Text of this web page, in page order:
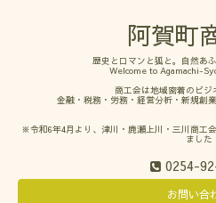
阿賀町
歴史とロマンと狐と。自然あ
Welcome to Agamachi-
商工会は地域密着のビジ
金融・税務・労務・経営分析・新規創
※令和6年4月より、津川・鹿瀬上川・三川商工
ました
0254-
お問い合